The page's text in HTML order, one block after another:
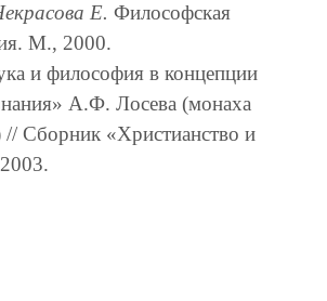
Е. Философская
М., 2000.
и философия в концепции
А.Ф. Лосева (монаха
Сборник «Христианство и